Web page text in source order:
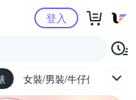
購物中心登入
女裝/男裝/牛仔休閒